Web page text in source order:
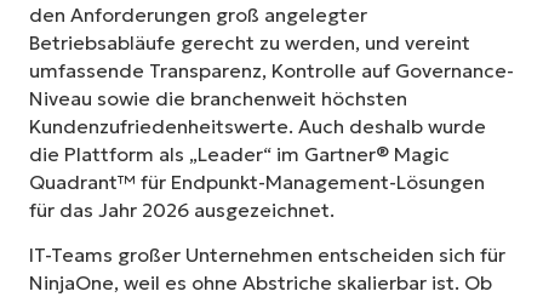
den Anforderungen groß angelegter
Betriebsabläufe gerecht zu werden, und vereint
umfassende Transparenz, Kontrolle auf Governance-
Niveau sowie die branchenweit höchsten
Kundenzufriedenheitswerte. Auch deshalb wurde
die Plattform als „Leader“ im Gartner® Magic
Quadrant™ für Endpunkt-Management-Lösungen
für das Jahr 2026 ausgezeichnet.
IT-Teams großer Unternehmen entscheiden sich für
NinjaOne, weil es ohne Abstriche skalierbar ist. Ob